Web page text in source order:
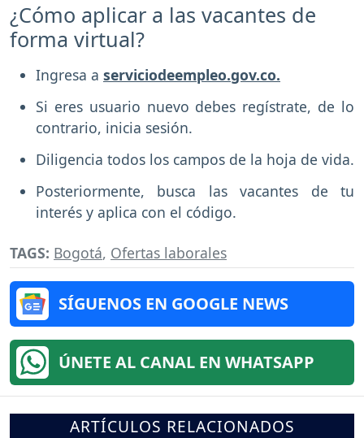
¿Cómo aplicar a las vacantes de
forma virtual?
Ingresa a serviciodeempleo.gov.co.
Si eres usuario nuevo debes regístrate, de lo
contrario, inicia sesión.
Diligencia todos los campos de la hoja de vida.
Posteriormente, busca las vacantes de tu
interés y aplica con el código.
TAGS: Bogotá, Ofertas laborales
SÍGUENOS EN GOOGLE NEWS
ÚNETE AL CANAL EN WHATSAPP
ARTÍCULOS RELACIONADOS